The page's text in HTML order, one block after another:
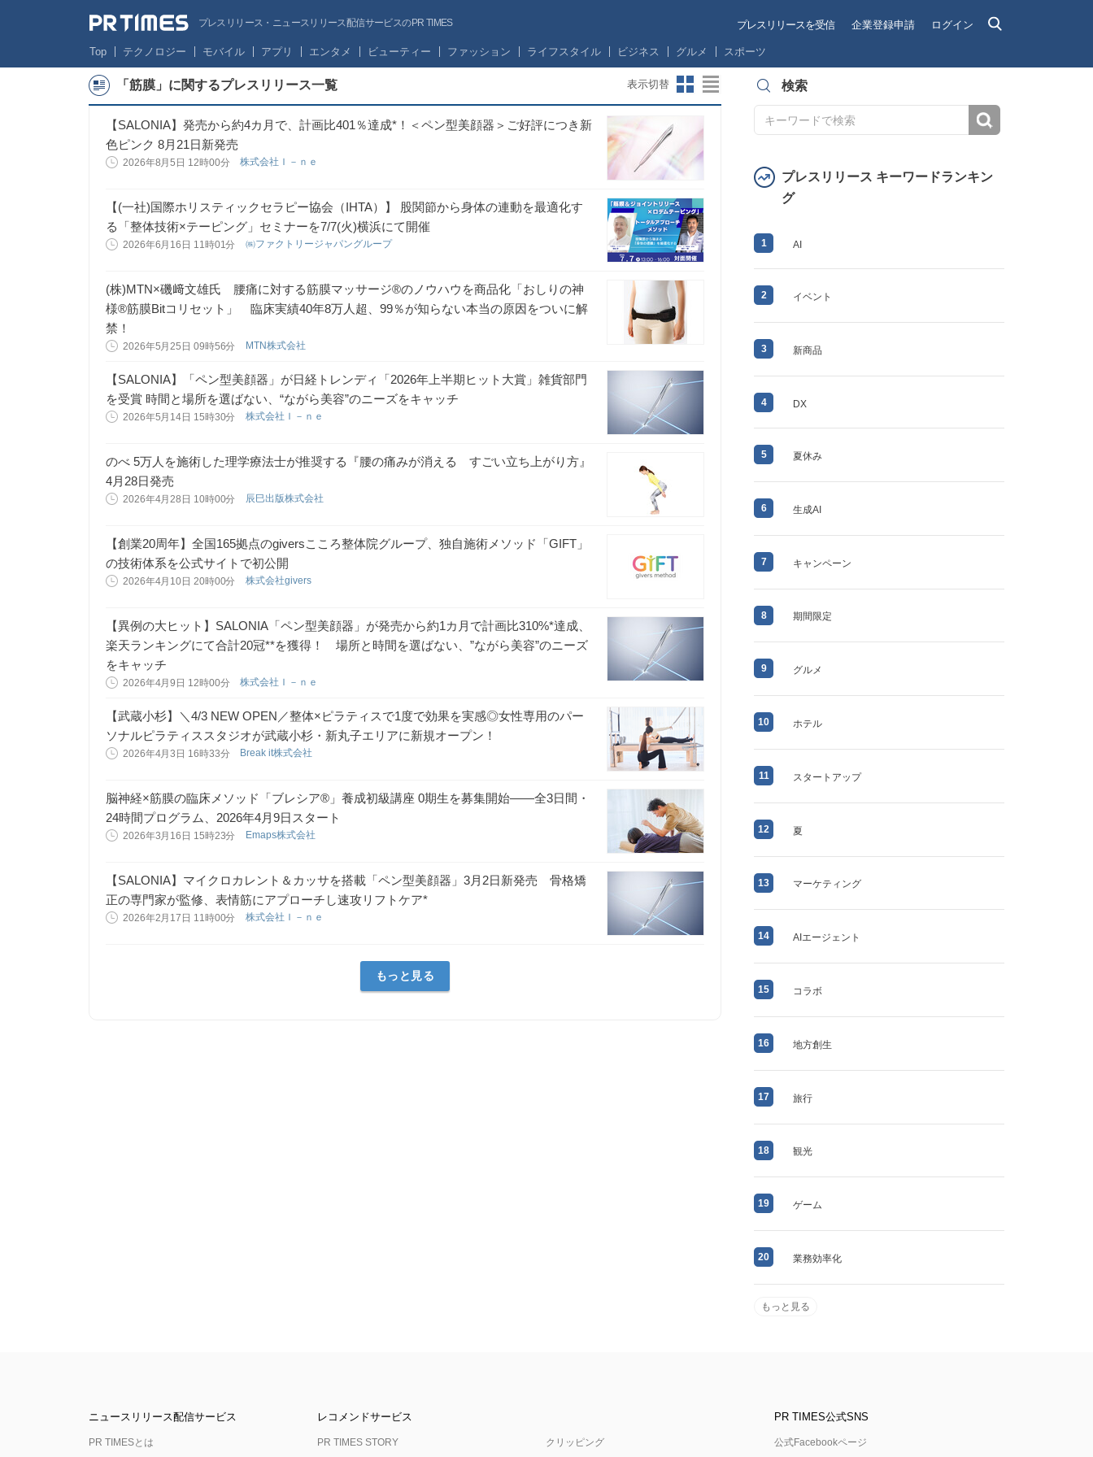
プレスリリース・ニュースリリース配信サービスのPR TIMES プレスリリースを受信 企業登録申請 ログイン
Top テクノロジー モバイル アプリ エンタメ ビューティー ファッション ライフスタイル ビジネス グルメ スポーツ
「筋膜」に関するプレスリリース一覧 表示切替
【SALONIA】発売から約4カ月で、計画比401％達成*！＜ペン型美顔器＞ご好評につき新
色ピンク 8月21日新発売
2026年8月5日 12時00分 株式会社Ｉ－ｎｅ
【(一社)国際ホリスティックセラピー協会（IHTA）】 股関節から身体の連動を最適化す
る「整体技術×テーピング」セミナーを7/7(火)横浜にて開催
2026年6月16日 11時01分 ㈱ファクトリージャパングループ
(株)MTN×磯﨑文雄氏 腰痛に対する筋膜マッサージ®のノウハウを商品化「おしりの神
様®筋膜Bitコリセット」 臨床実績40年8万人超、99％が知らない本当の原因をついに解
禁！
2026年5月25日 09時56分 MTN株式会社
【SALONIA】「ペン型美顔器」が日経トレンディ「2026年上半期ヒット大賞」雑貨部門
を受賞 時間と場所を選ばない、“ながら美容”のニーズをキャッチ
2026年5月14日 15時30分 株式会社Ｉ－ｎｅ
のべ 5万人を施術した理学療法士が推奨する『腰の痛みが消える すごい立ち上がり方』
4月28日発売
2026年4月28日 10時00分 辰巳出版株式会社
【創業20周年】全国165拠点のgiversこころ整体院グループ、独自施術メソッド「GIFT」
の技術体系を公式サイトで初公開
2026年4月10日 20時00分 株式会社givers
【異例の大ヒット】SALONIA「ペン型美顔器」が発売から約1カ月で計画比310%*達成、
楽天ランキングにて合計20冠**を獲得！ 場所と時間を選ばない、”ながら美容”のニーズ
をキャッチ
2026年4月9日 12時00分 株式会社Ｉ－ｎｅ
【武蔵小杉】＼4/3 NEW OPEN／整体×ピラティスで1度で効果を実感◎女性専用のパー
ソナルピラティススタジオが武蔵小杉・新丸子エリアに新規オープン！
2026年4月3日 16時33分 Break it株式会社
脳神経×筋膜の臨床メソッド「ブレシア®」養成初級講座 0期生を募集開始——全3日間・
24時間プログラム、2026年4月9日スタート
2026年3月16日 15時23分 Emaps株式会社
【SALONIA】マイクロカレント＆カッサを搭載「ペン型美顔器」3月2日新発売 骨格矯
正の専門家が監修、表情筋にアプローチし速攻リフトケア*
2026年2月17日 11時00分 株式会社Ｉ－ｎｅ
もっと見る
検索
プレスリリース キーワードランキン
グ
1 AI
2 イベント
3 新商品
4 DX
5 夏休み
6 生成AI
7 キャンペーン
8 期間限定
9 グルメ
10 ホテル
11 スタートアップ
12 夏
13 マーケティング
14 AIエージェント
15 コラボ
16 地方創生
17 旅行
18 観光
19 ゲーム
20 業務効率化
もっと見る
ニュースリリース配信サービス
PR TIMESとは
レコメンドサービス
PR TIMES STORY クリッピング
PR TIMES公式SNS
公式Facebookページ